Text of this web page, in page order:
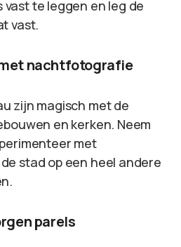
te leggen en leg de
vast.
nachtfotografie
zijn magisch met de
en kerken. Neem
met
stad op een heel andere
parels